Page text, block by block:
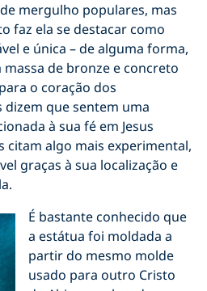
mergulho populares, mas
faz ela se destacar como
e única – de alguma forma,
de bronze e concreto
o coração dos
que sentem uma
à sua fé em Jesus
citam algo mais experimental,
graças à sua localização e
É bastante conhecido que
a estátua foi moldada a
partir do mesmo molde
usado para outro Cristo